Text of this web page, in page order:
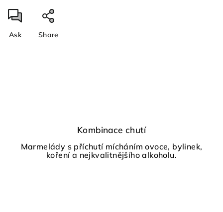
Ask Share
Kombinace chutí
Marmelády s příchutí mícháním ovoce, bylinek,
koření a nejkvalitnějšího alkoholu.